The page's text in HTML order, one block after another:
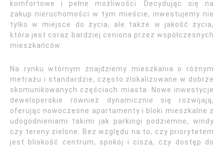
komfortowe i pełne możliwości. Decydując się na
zakup nieruchomości w tym mieście, inwestujemy nie
tylko w miejsce do życia, ale także w jakość życia,
która jest coraz bardziej ceniona przez współczesnych
mieszkańców.
Na rynku wtórnym znajdziemy mieszkania o różnym
metrażu i standardzie, często zlokalizowane w dobrze
skomunikowanych częściach miasta. Nowe inwestycje
deweloperskie również dynamicznie się rozwijają,
oferując nowoczesne apartamenty i bloki mieszkalne z
udogodnieniami takimi jak parkingi podziemne, windy
czy tereny zielone. Bez względu na to, czy priorytetem
jest bliskość centrum, spokój i cisza, czy dostęp do